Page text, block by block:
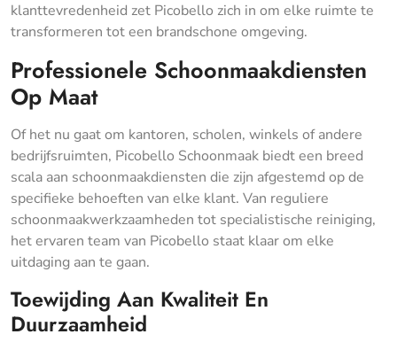
klanttevredenheid zet Picobello zich in om elke ruimte te
transformeren tot een brandschone omgeving.
Professionele Schoonmaakdiensten
Op Maat
Of het nu gaat om kantoren, scholen, winkels of andere
bedrijfsruimten, Picobello Schoonmaak biedt een breed
scala aan schoonmaakdiensten die zijn afgestemd op de
specifieke behoeften van elke klant. Van reguliere
schoonmaakwerkzaamheden tot specialistische reiniging,
het ervaren team van Picobello staat klaar om elke
uitdaging aan te gaan.
Toewijding Aan Kwaliteit En
Duurzaamheid